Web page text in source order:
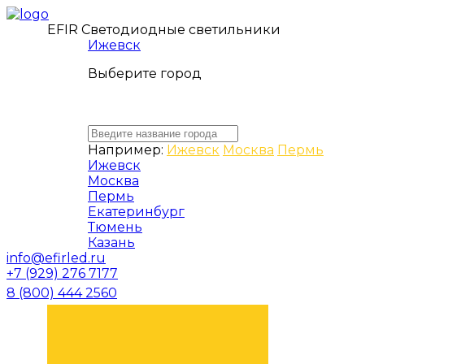
EFIR Светодиодные светильники
Ижевск
Выберите город
Например: Ижевск Москва Пермь
Ижевск
Москва
Пермь
Екатеринбург
Тюмень
Казань
info@efirled.ru
+7 (929) 276 7177
8 (800) 444 2560